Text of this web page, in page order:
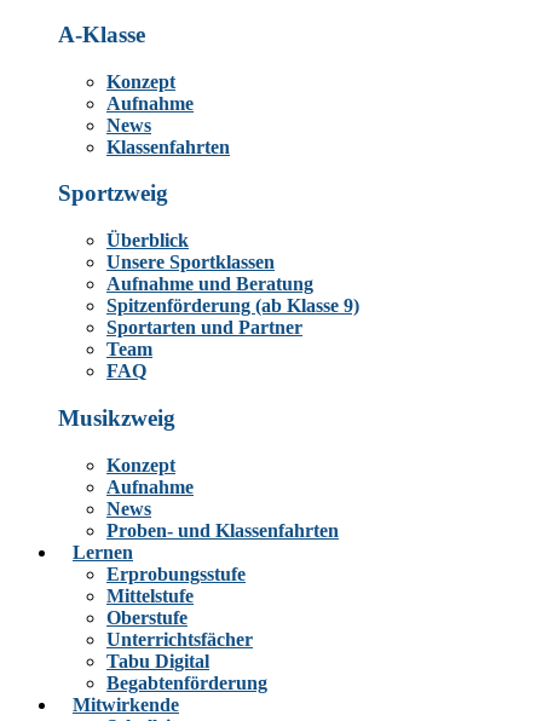
A-Klasse
Konzept
Aufnahme
News
Klassenfahrten
Sportzweig
Überblick
Unsere Sportklassen
Aufnahme und Beratung
Spitzenförderung (ab Klasse 9)
Sportarten und Partner
Team
FAQ
Musikzweig
Konzept
Aufnahme
News
Proben- und Klassenfahrten
Lernen
Erprobungsstufe
Mittelstufe
Oberstufe
Unterrichtsfächer
Tabu Digital
Begabtenförderung
Mitwirkende